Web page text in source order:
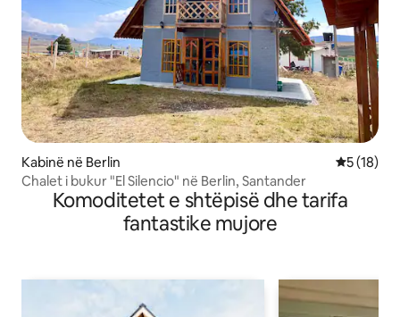
Kabinë në Berlin Vlerësimi
5 (18)
Chalet i bukur "El Silencio" në Berlin, Santander
Komoditetet e shtëpisë dhe tarifa
fantastike mujore